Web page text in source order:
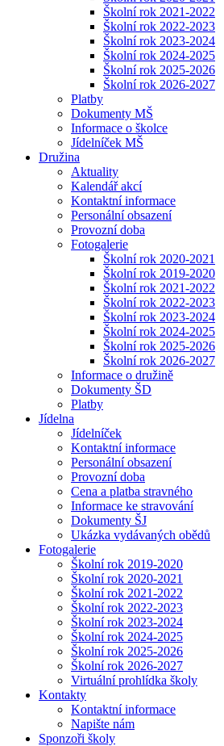
Školní rok 2021-2022
Školní rok 2022-2023
Školní rok 2023-2024
Školní rok 2024-2025
Školní rok 2025-2026
Školní rok 2026-2027
Platby
Dokumenty MŠ
Informace o školce
Jídelníček MŠ
Družina
Aktuality
Kalendář akcí
Kontaktní informace
Personální obsazení
Provozní doba
Fotogalerie
Školní rok 2020-2021
Školní rok 2019-2020
Školní rok 2021-2022
Školní rok 2022-2023
Školní rok 2023-2024
Školní rok 2024-2025
Školní rok 2025-2026
Školní rok 2026-2027
Informace o družině
Dokumenty ŠD
Platby
Jídelna
Jídelníček
Kontaktní informace
Personální obsazení
Provozní doba
Cena a platba stravného
Informace ke stravování
Dokumenty ŠJ
Ukázka vydávaných obědů
Fotogalerie
Školní rok 2019-2020
Školní rok 2020-2021
Školní rok 2021-2022
Školní rok 2022-2023
Školní rok 2023-2024
Školní rok 2024-2025
Školní rok 2025-2026
Školní rok 2026-2027
Virtuální prohlídka školy
Kontakty
Kontaktní informace
Napište nám
Sponzoři školy